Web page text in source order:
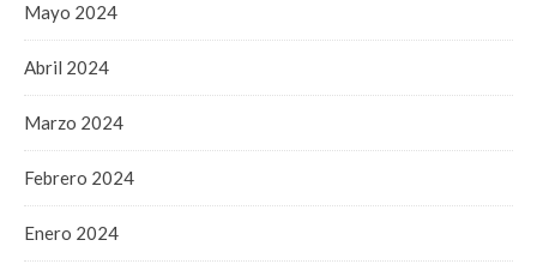
Mayo 2024
Abril 2024
Marzo 2024
Febrero 2024
Enero 2024